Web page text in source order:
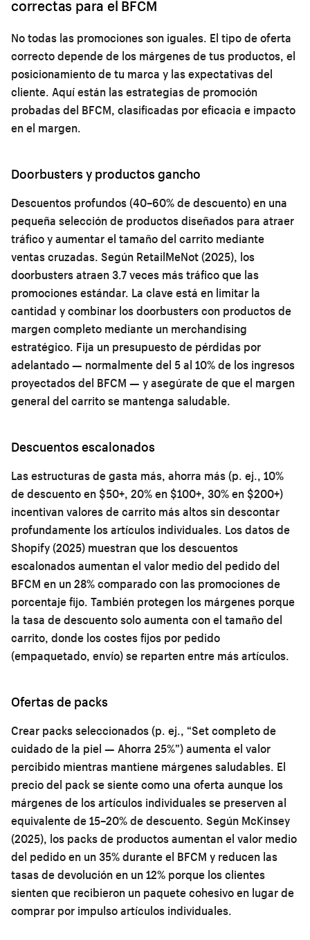
correctas para el BFCM
No todas las promociones son iguales. El tipo de oferta
correcto depende de los márgenes de tus productos, el
posicionamiento de tu marca y las expectativas del
cliente. Aquí están las estrategias de promoción
probadas del BFCM, clasificadas por eficacia e impacto
en el margen.
Doorbusters y productos gancho
Descuentos profundos (40–60% de descuento) en una
pequeña selección de productos diseñados para atraer
tráfico y aumentar el tamaño del carrito mediante
ventas cruzadas. Según RetailMeNot (2025), los
doorbusters atraen 3.7 veces más tráfico que las
promociones estándar. La clave está en limitar la
cantidad y combinar los doorbusters con productos de
margen completo mediante un merchandising
estratégico. Fija un presupuesto de pérdidas por
adelantado — normalmente del 5 al 10% de los ingresos
proyectados del BFCM — y asegúrate de que el margen
general del carrito se mantenga saludable.
Descuentos escalonados
Las estructuras de gasta más, ahorra más (p. ej., 10%
de descuento en $50+, 20% en $100+, 30% en $200+)
incentivan valores de carrito más altos sin descontar
profundamente los artículos individuales. Los datos de
Shopify (2025) muestran que los descuentos
escalonados aumentan el valor medio del pedido del
BFCM en un 28% comparado con las promociones de
porcentaje fijo. También protegen los márgenes porque
la tasa de descuento solo aumenta con el tamaño del
carrito, donde los costes fijos por pedido
(empaquetado, envío) se reparten entre más artículos.
Ofertas de packs
Crear packs seleccionados (p. ej., “Set completo de
cuidado de la piel — Ahorra 25%”) aumenta el valor
percibido mientras mantiene márgenes saludables. El
precio del pack se siente como una oferta aunque los
márgenes de los artículos individuales se preserven al
equivalente de 15–20% de descuento. Según McKinsey
(2025), los packs de productos aumentan el valor medio
del pedido en un 35% durante el BFCM y reducen las
tasas de devolución en un 12% porque los clientes
sienten que recibieron un paquete cohesivo en lugar de
comprar por impulso artículos individuales.